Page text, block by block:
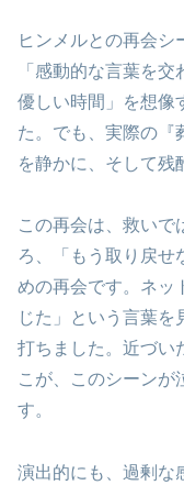
ヒンメルとの再会シ
「感動的な言葉を
優しい時間」を想像
た。でも、実際の『
を静かに、そして残
この再会は、救いで
ろ、「もう取り戻せ
めの再会です。ネッ
じた」という言葉を
打ちました。近づい
こが、このシーンが
す。
演出的にも、過剰な